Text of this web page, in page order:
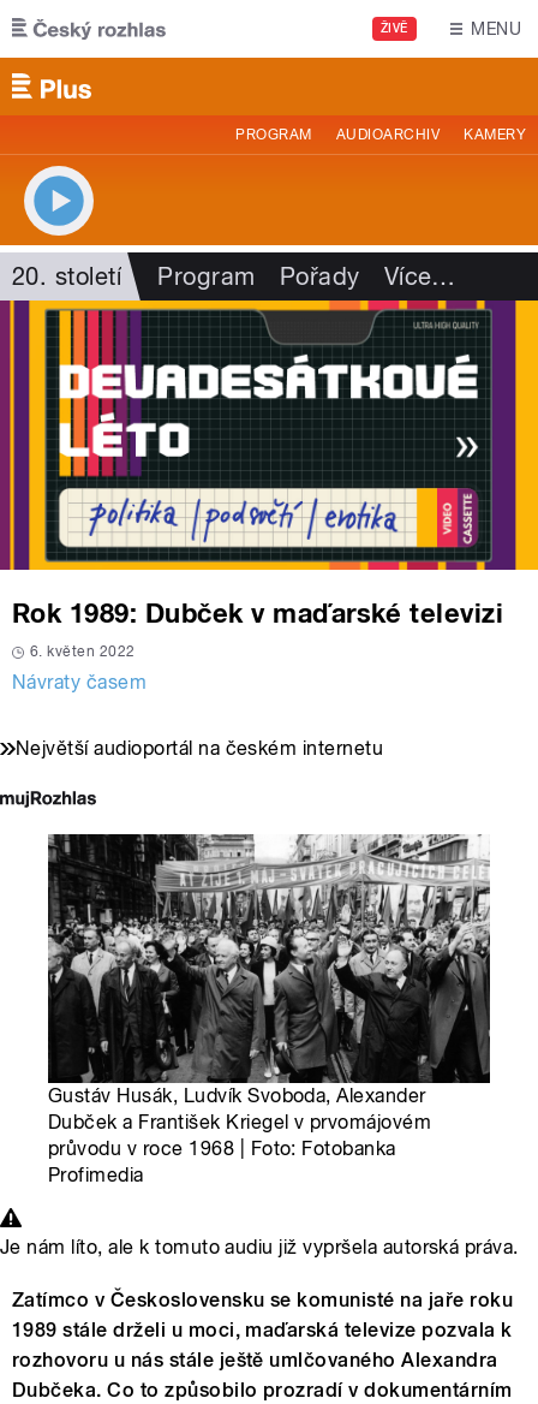
Přejít k hlavnímu obsahu
ŽIVĚ MENU
PROGRAM AUDIOARCHIV KAMERY
20. století Program Pořady Více…
Rok 1989: Dubček v maďarské televizi
6. květen 2022
Návraty časem
Největší audioportál na českém internetu
Gustáv Husák, Ludvík Svoboda, Alexander
Dubček a František Kriegel v prvomájovém
průvodu v roce 1968 | Foto: Fotobanka
Profimedia
Je nám líto, ale k tomuto audiu již vypršela autorská práva.
Zatímco v Československu se komunisté na jaře roku
1989 stále drželi u moci, maďarská televize pozvala k
rozhovoru u nás stále ještě umlčovaného Alexandra
Dubčeka. Co to způsobilo prozradí v dokumentárním